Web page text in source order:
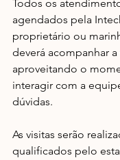
Todos os
agendados pela
proprietário ou
deverá acompanhar a
aproveitando o
interagir com a
dúvidas.
As visitas serão
qualificados pelo